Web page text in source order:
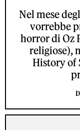
Nel mese
vorrebbe
horror di Oz
religiose),
History of